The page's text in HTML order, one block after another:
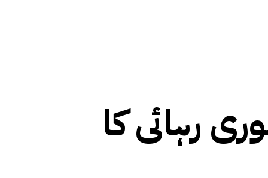
رہائی کا